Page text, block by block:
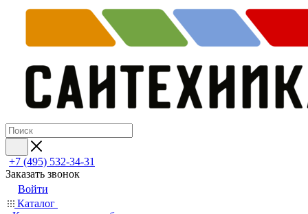
+7 (495) 532‑34‑31
Заказать звонок
Войти
Каталог